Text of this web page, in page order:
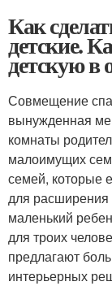
Как
детские.
детскую в
Совмещение
вынужденная
комнаты
малоимущих
семей, которые
для
маленький
для троих
предлагают
интерьерных